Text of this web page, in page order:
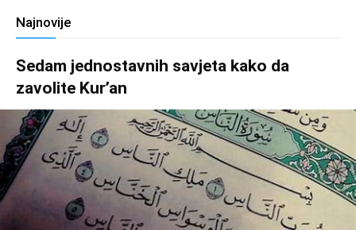
Najnovije
Sedam jednostavnih savjeta kako da
zavolite Kur’an